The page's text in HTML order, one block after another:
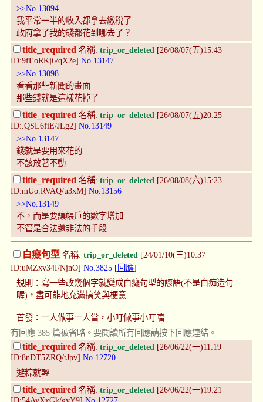
>>No.13094
我平常一半的收入都拿去繳稅了
政府拿了我的錢都花到哪去了？
title_required 名稱: trip_or_deleted [26/08/07(五)15:43
ID:9fEoRKj6/qX2e] No.13147
>>No.13098
看看那些新聞的畫面
那些錢就是這樣花掉了
title_required 名稱: trip_or_deleted [26/08/07(五)20:25
ID:.QSL6fiE/JLg2] No.13149
>>No.13147
錢就是要用來花的
不該放著不動
title_required 名稱: trip_or_deleted [26/08/08(六)15:23
ID:mUo.RVAQ/u3xM] No.13156
>>No.13149
不，而是要讓帳戶的數字增加
不管是合法還非法的手段
白癡句型 名稱: trip_or_deleted [24/01/10(三)10:37
ID:uMZxv34I/NjnO] No.3825 [ 回應]
規則：寫一些改幾個字就變成白癡句型的諺語(不是白痴造句
喔)，盡可能地充滿搞笑與梗意
首發：一人做事一人當，小叮做事小叮噹
有回應 385 篇被省略。要閱讀所有回應請按下回應連結。
title_required 名稱: trip_or_deleted [26/06/22(一)11:19
ID:8nDT5ZRQ/tJpv] No.12720
避粽就輕
title_required 名稱: trip_or_deleted [26/06/22(一)19:21